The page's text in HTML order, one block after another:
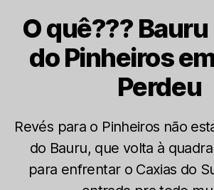
O quê???
do Pinheiros
Perdeu
Revés para o Pinheiros não
do Bauru, que volta à
para enfrentar o Caxias do